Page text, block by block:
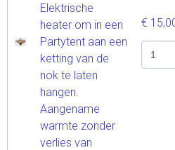
Elektrische
heater om in een
Partytent aan een
ketting van de
nok te laten
hangen.
Aangename
warmte zonder
verlies van
€